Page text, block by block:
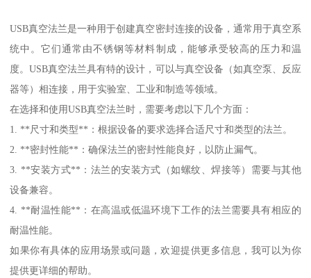
USB真空法兰是一种用于创建真空密封连接的设备，通常用于真空系
统中。它们通常由不锈钢等材料制成，能够承受较高的压力和温
度。USB真空法兰具有特的设计，可以与真空设备（如真空泵、反应
器等）相连接，用于实验室、工业和制造等领域。
在选择和使用USB真空法兰时，需要考虑以下几个方面：
1. **尺寸和类型**：根据设备的要求选择合适尺寸和类型的法兰。
2. **密封性能**：确保法兰的密封性能良好，以防止漏气。
3. **安装方式**：法兰的安装方式（如螺纹、焊接等）需要与其他
设备兼容。
4. **耐温性能**：在高温或低温环境下工作的法兰需要具有相应的
耐温性能。
如果你有具体的应用场景或问题，欢迎提供更多信息，我可以为你
提供更详细的帮助。